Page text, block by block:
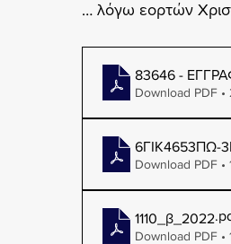
… λόγω εορτών
83646 -
Download PDF •
6ΓΙΚ4653ΠΩ-
Download PDF •
1110_β_2022
Download PDF •